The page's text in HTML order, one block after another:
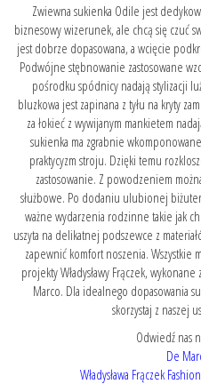
Zwiewna sukienka Odile jest
biznesowy wizerunek, ale chcą się czuć
jest dobrze dopasowana, a wcięcie
Podwójne stębnowanie zastosowane
pośrodku spódnicy nadają stylizacji
bluzkowa jest zapinana z tyłu na kryty
za łokieć z wywijanym mankietem
sukienka ma zgrabnie
praktycyzm stroju. Dzięki temu
zastosowanie. Z powodzeniem
służbowe. Po dodaniu ulubionej
ważne wydarzenia rodzinne takie jak
uszyta na delikatnej podszewce z
zapewnić komfort noszenia.
projekty Władysławy Frączek,
Marco. Dla idealnego dopasowania
skorzystaj z naszej
Odwiedź nas
De
Władysława Frączek